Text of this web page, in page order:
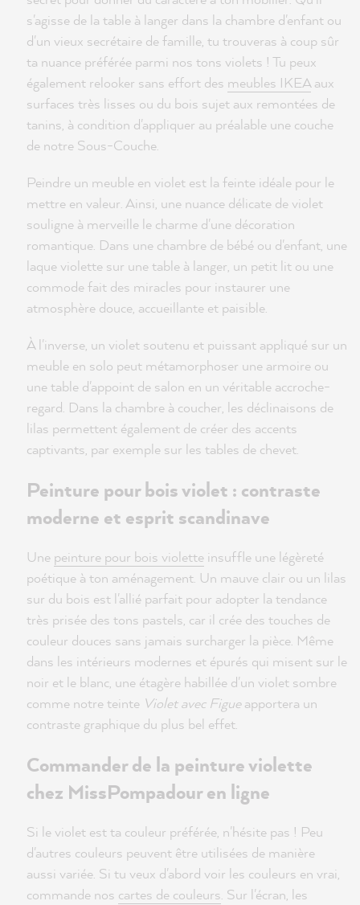
s'agisse de la table à langer dans la chambre d'enfant ou
d'un vieux secrétaire de famille, tu trouveras à coup sûr
ta nuance préférée parmi nos tons violets ! Tu peux
également relooker sans effort des meubles IKEAaux
surfaces très lisses ou du bois sujet aux remontées de
tanins, à condition d'appliquer au préalable une couche
de notre Sous-Couche.
Peindre un meuble en violet est la feinte idéale pour le
mettre en valeur. Ainsi, une nuance délicate de violet
souligne à merveille le charme d'une décoration
romantique. Dans une chambre de bébé ou d'enfant, une
laque violette sur une table à langer, un petit lit ou une
commode fait des miracles pour instaurer une
atmosphère douce, accueillante et paisible.
À l'inverse, un violet soutenu et puissant appliqué sur un
meuble en solo peut métamorphoser une armoire ou
une table d'appoint de salon en un véritable accroche-
regard. Dans la chambre à coucher, les déclinaisons de
lilas permettent également de créer des accents
captivants, par exemple sur les tables de chevet.
Peinture pour bois violet : contraste
moderne et esprit scandinave
Une peinture pour bois violette insuffle une légèreté
poétique à ton aménagement. Un mauve clair ou un lilas
sur du bois est l'allié parfait pour adopter la tendance
très prisée des tons pastels, car il crée des touches de
couleur douces sans jamais surcharger la pièce. Même
dans les intérieurs modernes et épurés qui misent sur le
noir et le blanc, une étagère habillée d'un violet sombre
comme notre teinte Violet avec Figueapportera un
contraste graphique du plus bel effet.
Commander de la peinture violette
chez MissPompadour en ligne
Si le violet est ta couleur préférée, n'hésite pas ! Peu
d'autres couleurs peuvent être utilisées de manière
aussi variée. Si tu veux d'abord voir les couleurs en vrai,
commande nos cartes de couleurs. Sur l'écran, les